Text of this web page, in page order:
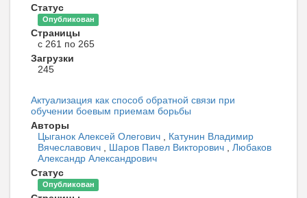
Статус
Опубликован
Страницы
с 261 по 265
Загрузки
245
Актуализация как способ обратной связи при
обучении боевым приемам борьбы
Авторы
Цыганок Алексей Олегович , Катунин Владимир
Вячеславович , Шаров Павел Викторович , Любаков
Александр Александрович
Статус
Опубликован